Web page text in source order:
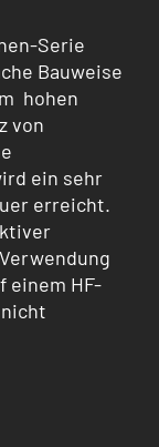
Serie
Bauweise
hohen
von
ein sehr
erreicht.
einem HF-